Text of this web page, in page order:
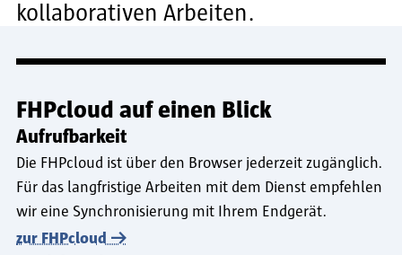
kollaborativen Arbeiten.
FHPcloud auf einen Blick
Aufrufbarkeit
Die FHPcloud ist über den Browser jederzeit zugänglich.
Für das langfristige Arbeiten mit dem Dienst empfehlen
wir eine Synchronisierung mit Ihrem Endgerät.
zur FHPcloud